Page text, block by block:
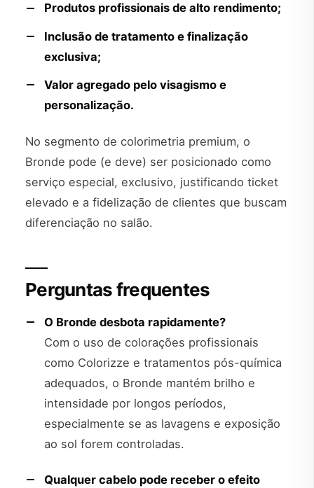
Produtos profissionais de alto rendimento;
Inclusão de tratamento e finalização
exclusiva;
Valor agregado pelo visagismo e
personalização.
No segmento de colorimetria premium, o
Bronde pode (e deve) ser posicionado como
serviço especial, exclusivo, justificando ticket
elevado e a fidelização de clientes que buscam
diferenciação no salão.
Perguntas frequentes
O Bronde desbota rapidamente?
Com o uso de colorações profissionais
como Colorizze e tratamentos pós-química
adequados, o Bronde mantém brilho e
intensidade por longos períodos,
especialmente se as lavagens e exposição
ao sol forem controladas.
Qualquer cabelo pode receber o efeito